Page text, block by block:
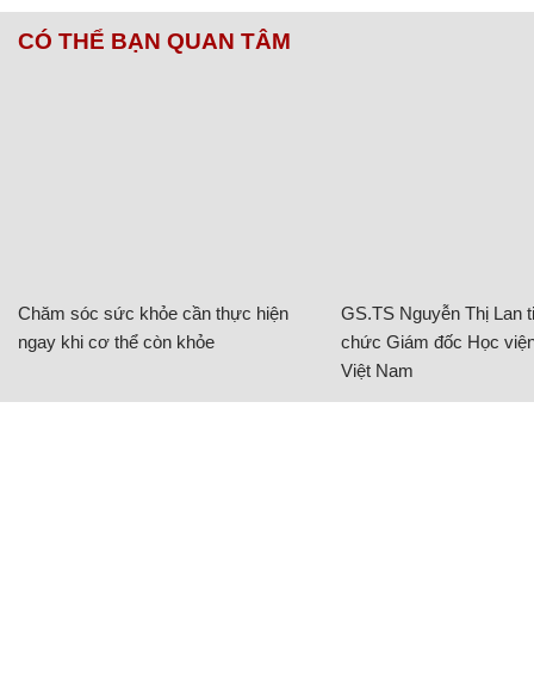
CÓ THỂ BẠN QUAN TÂM
Chăm sóc sức khỏe cần thực hiện
ngay khi cơ thể còn khỏe
GS.TS Nguyễn Thị Lan
chức Giám đốc Học
Việt Nam